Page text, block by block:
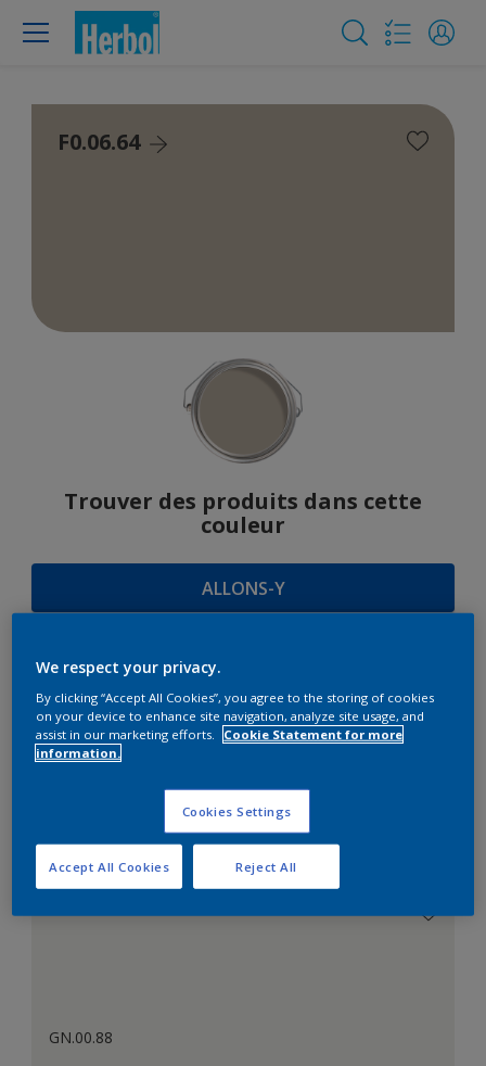
F0.06.64
Trouver des produits dans cette
couleur
ALLONS-Y
SUGGESTIONS
D'HARMONIES
Le Blanc Parfait
GN.00.88
We respect your privacy.
By clicking “Accept All Cookies”, you agree to the storing of cookies
on your device to enhance site navigation, analyze site usage, and
assist in our marketing efforts.
Cookie Statement for more
information.
Cookies Settings
Reject All
Accept All Cookies